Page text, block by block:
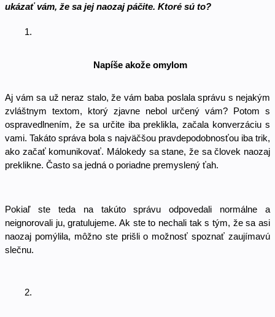
ukázať vám, že sa jej naozaj páčite. Ktoré sú to?
Napíše akože omylom
Aj vám sa už neraz stalo, že vám baba poslala správu s nejakým
zvláštnym textom, ktorý zjavne nebol určený vám? Potom s
ospravedlnením, že sa určite iba preklikla, začala konverzáciu s
vami. Takáto správa bola s najväčšou pravdepodobnosťou iba trik,
ako začať komunikovať. Málokedy sa stane, že sa človek naozaj
preklikne. Často sa jedná o poriadne premyslený ťah.
Pokiaľ ste teda na takúto správu odpovedali normálne a
neignorovali ju, gratulujeme. Ak ste to nechali tak s tým, že sa asi
naozaj pomýlila, môžno ste prišli o možnosť spoznať zaujímavú
slečnu.